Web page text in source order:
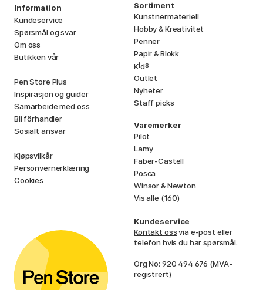
Information
Kundeservice
Spørsmål og svar
Om oss
Butikken vår
Pen Store Plus
Inspirasjon og guider
Samarbeide med oss
Bli förhandler
Sosialt ansvar
Kjøpsvilkår
Personvernerklæring
Cookies
Sortiment
Kunstnermateriell
Hobby & Kreativitet
Penner
Papir & Blokk
Kids
Outlet
Nyheter
Staff picks
Varemerker
Pilot
Lamy
Faber-Castell
Posca
Winsor & Newton
Vis alle (160)
Kundeservice
Kontakt ossvia e-post eller
telefon hvis du har spørsmål.
Org No: 920 494 676 (MVA-
registrert)